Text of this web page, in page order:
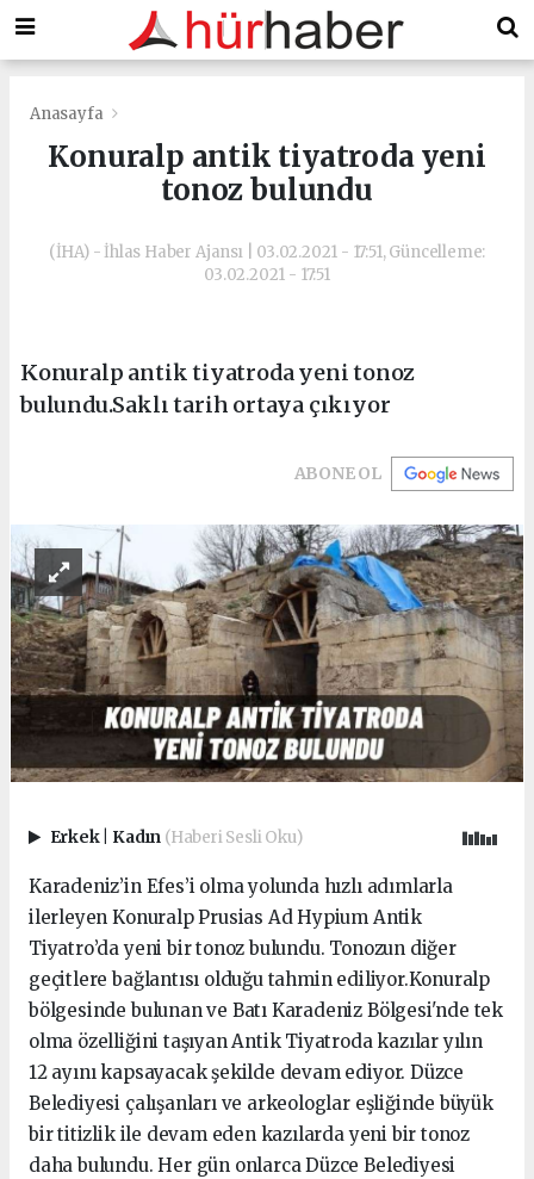
Anasayfa
Konuralp antik tiyatroda yeni
tonoz bulundu
(İHA) - İhlas Haber Ajansı | 03.02.2021 - 17:51, Güncelleme:
03.02.2021 - 17:51
Konuralp antik tiyatroda yeni tonoz
bulundu.Saklı tarih ortaya çıkıyor
ABONE OL
Erkek Kadın (Haberi Sesli Oku)
Karadeniz’in Efes’i olma yolunda hızlı adımlarla
ilerleyen Konuralp Prusias Ad Hypium Antik
Tiyatro’da yeni bir tonoz bulundu. Tonozun diğer
geçitlere bağlantısı olduğu tahmin ediliyor.Konuralp
bölgesinde bulunan ve Batı Karadeniz Bölgesi'nde tek
olma özelliğini taşıyan Antik Tiyatroda kazılar yılın
12 ayını kapsayacak şekilde devam ediyor. Düzce
Belediyesi çalışanları ve arkeologlar eşliğinde büyük
bir titizlik ile devam eden kazılarda yeni bir tonoz
daha bulundu. Her gün onlarca Düzce Belediyesi